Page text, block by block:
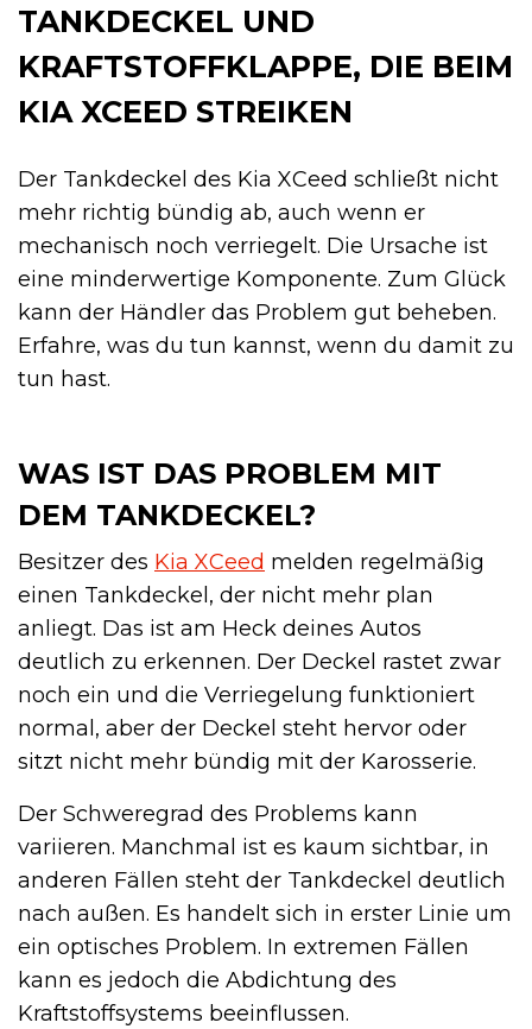
TANKDECKEL UND
KRAFTSTOFFKLAPPE, DIE BEIM
KIA XCEED STREIKEN
Der Tankdeckel des Kia XCeed schließt nicht
mehr richtig bündig ab, auch wenn er
mechanisch noch verriegelt. Die Ursache ist
eine minderwertige Komponente. Zum Glück
kann der Händler das Problem gut beheben.
Erfahre, was du tun kannst, wenn du damit zu
tun hast.
WAS IST DAS PROBLEM MIT
DEM TANKDECKEL?
Besitzer des Kia XCeed melden regelmäßig
einen Tankdeckel, der nicht mehr plan
anliegt. Das ist am Heck deines Autos
deutlich zu erkennen. Der Deckel rastet zwar
noch ein und die Verriegelung funktioniert
normal, aber der Deckel steht hervor oder
sitzt nicht mehr bündig mit der Karosserie.
Der Schweregrad des Problems kann
variieren. Manchmal ist es kaum sichtbar, in
anderen Fällen steht der Tankdeckel deutlich
nach außen. Es handelt sich in erster Linie um
ein optisches Problem. In extremen Fällen
kann es jedoch die Abdichtung des
Kraftstoffsystems beeinflussen.